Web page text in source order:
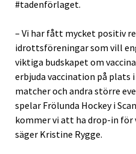
#tadenförlaget.
– Vi har fått mycket positiv
idrottsföreningar som vill
viktiga budskapet om
erbjuda vaccination på plats
matcher och andra större
spelar Frölunda Hockey i
kommer vi att ha drop-in
säger Kristine Rygge.